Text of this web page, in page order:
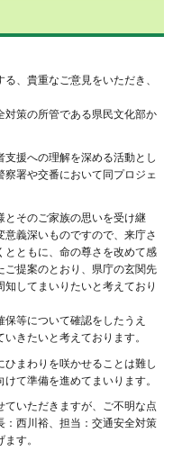
、貴重なご意見をいただき、
対策の所管である県民文化部か
援への理解を深める活動とし
署や交番において同プロジェ
とそのご家族の思いを受け継
義深いものですので、来庁さ
とともに、命の尊さを改めて感
ご提案のとおり、県庁の玄関先
してまいりたいと考えており
等について確認をしたうえ
きたいと考えております。
まわりを咲かせることは難し
て準備を進めてまいります。
ていただきますが、ご不明な点
：西川裕、担当：交通安全対策
す。